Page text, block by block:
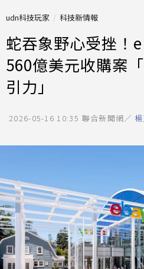
udn科技玩家 科技新情報
蛇吞象野心受挫！
560億美元收購案
引力」
2026-05-16 10:35 聯合新聞網／